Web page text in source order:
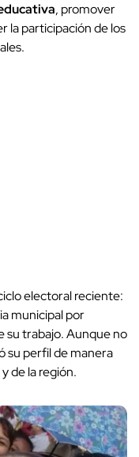
, promover
la participación de los
electoral reciente:
municipal por
su trabajo. Aunque no
su perfil de manera
de la región.